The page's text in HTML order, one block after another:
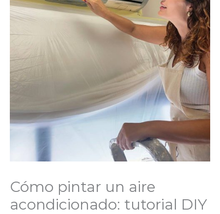
Cómo pintar un aire
acondicionado: tutorial DIY